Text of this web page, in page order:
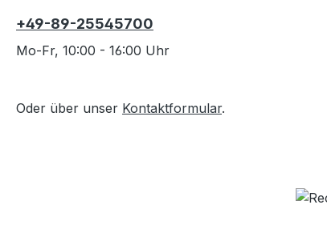
+49-89-25545700
Mo-Fr, 10:00 - 16:00 Uhr
Oder über unser Kontaktformular.